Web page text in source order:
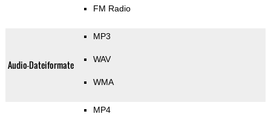
FM Radio
Audio-Dateiformate
MP3
WAV
WMA
MP4